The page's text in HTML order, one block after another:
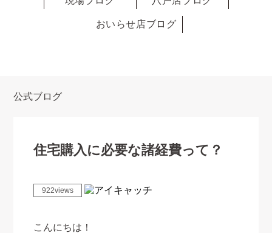
おいらせ店ブログ
公式ブログ
住宅購入に必要な諸経費って？
922views
こんにちは！